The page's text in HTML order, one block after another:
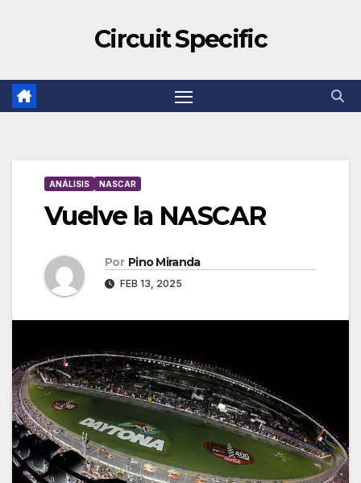
Circuit Specific
ANÁLISIS NASCAR
Vuelve la NASCAR
Por Pino Miranda
FEB 13, 2025